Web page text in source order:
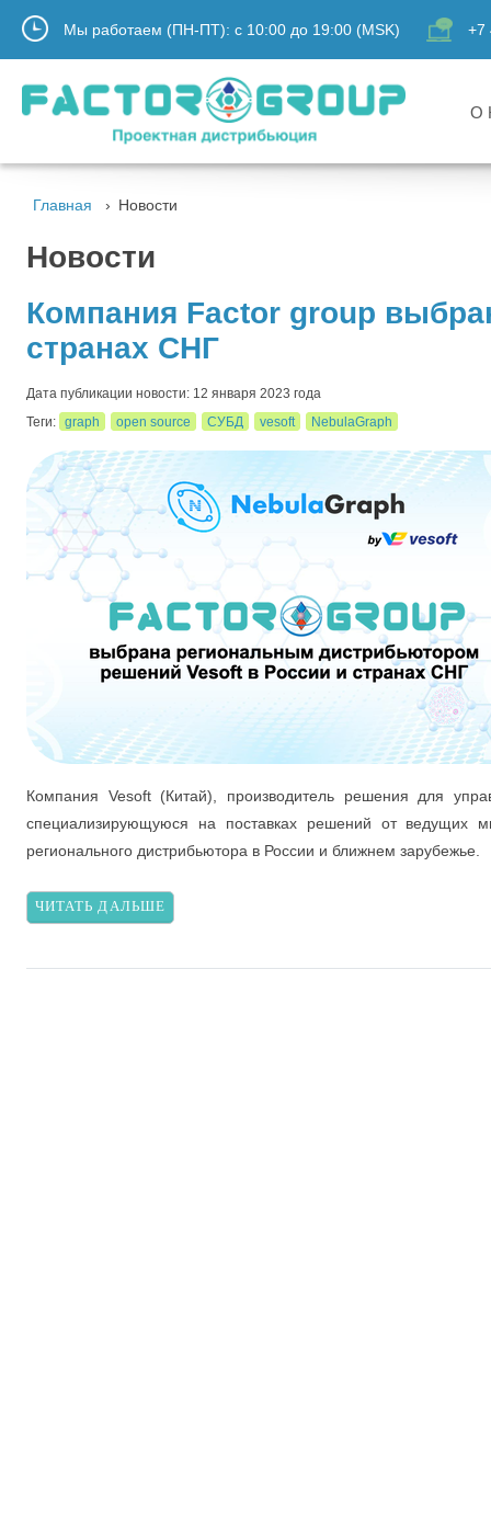
Мы работаем (ПН-ПТ): с 10:00 до 19:00 (MSK) +7
О
Главная Новости
Новости
Компания Factor group
странах СНГ
Дата публикации новости: 12 января 2023 года
Теги: graph open source СУБД vesoft NebulaGraph
Компания Vesoft (Китай), производитель решения для
специализирующуюся на поставках решений от ведущих
регионального дистрибьютора в России и ближнем зарубежье.
ЧИТАТЬ ДАЛЬШЕ